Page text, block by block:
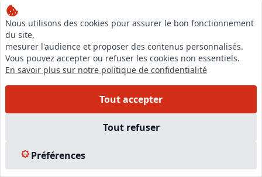
Nous utilisons des cookies pour assurer le bon fonctionnement
du site,
mesurer l'audience et proposer des contenus personnalisés.
Vous pouvez accepter ou refuser les cookies non essentiels.
En savoir plus sur notre politique de confidentialité
Tout accepter
Tout refuser
Préférences
du financement de votre formation à la création de votre
entreprise